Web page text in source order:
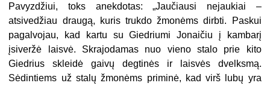
Pavyzdžiui, toks anekdotas: „Jaučiausi nejaukiai –
atsivedžiau draugą, kuris trukdo žmonėms dirbti. Paskui
pagalvojau, kad kartu su Giedriumi Jonaičiu į kambarį
įsiveržė laisvė. Skrajodamas nuo vieno stalo prie kito
Giedrius skleidė gaivų degtinės ir laisvės dvelksmą.
Sėdintiems už stalų žmonėms priminė, kad virš lubų yra